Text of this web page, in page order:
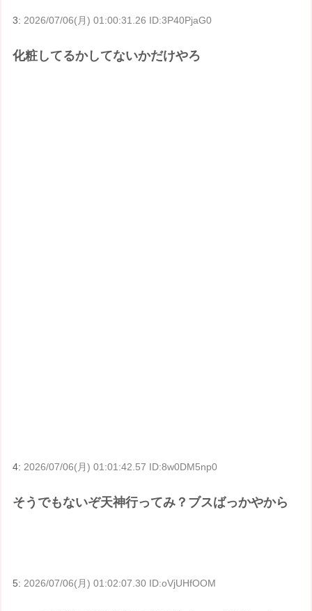
3: 2026/07/06(月) 01:00:31.26 ID:3P40PjaG0
化粧してるかしてないかだけやろ
4: 2026/07/06(月) 01:01:42.57 ID:8w0DM5np0
そうでもないぞ天神行ってみ？ブスばっかやから
5: 2026/07/06(月) 01:02:07.30 ID:oVjUHfOOM